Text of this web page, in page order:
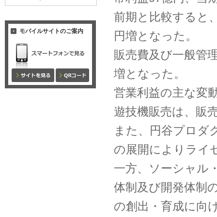
モバイルサイトのご案内
前期と比較すると
円増となった。
販売費及び一般管
増となった。
営業利益の主な変
遊技機販売は、販
また、円谷プロダ
の展開によりライ
一方、ソーシャル
体制及び開発体制
の創出・育成に向